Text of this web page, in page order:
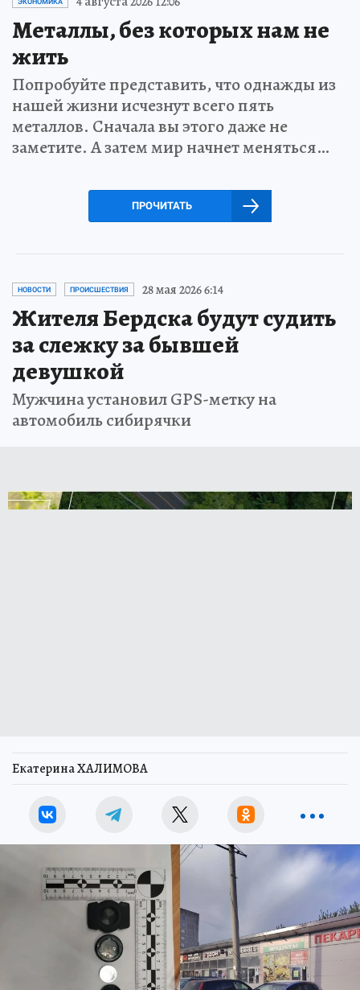
Металлы, без которых нам не
жить
Попробуйте представить, что однажды из
нашей жизни исчезнут всего пять
металлов. Сначала вы этого даже не
заметите. А затем мир начнет меняться…
ПРОЧИТАТЬ
НОВОСТИ ПРОИСШЕСТВИЯ 28 мая 2026 6:14
Жителя Бердска будут судить
за слежку за бывшей
девушкой
Мужчина установил GPS-метку на
автомобиль сибирячки
Екатерина ХАЛИМОВА